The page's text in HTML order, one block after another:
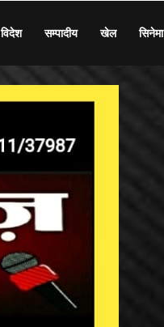
विदेश सम्पादीय खेल सिनेमा